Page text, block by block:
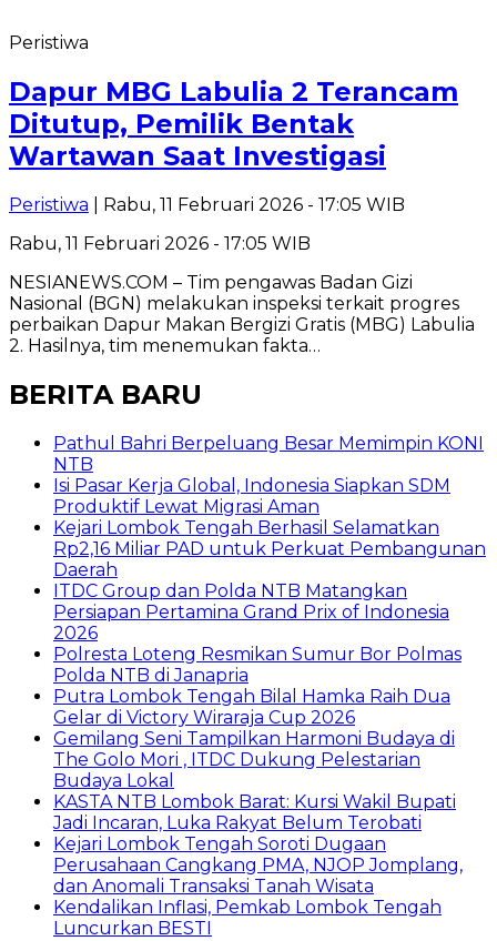
Peristiwa
Dapur MBG Labulia 2 Terancam
Ditutup, Pemilik Bentak
Wartawan Saat Investigasi
Peristiwa | Rabu, 11 Februari 2026 - 17:05 WIB
Rabu, 11 Februari 2026 - 17:05 WIB
NESIANEWS.COM – Tim pengawas Badan Gizi
Nasional (BGN) melakukan inspeksi terkait progres
perbaikan Dapur Makan Bergizi Gratis (MBG) Labulia
2. Hasilnya, tim menemukan fakta…
BERITA BARU
Pathul Bahri Berpeluang Besar Memimpin KONI
NTB
​Isi Pasar Kerja Global, Indonesia Siapkan SDM
Produktif Lewat Migrasi Aman
Kejari Lombok Tengah Berhasil Selamatkan
Rp2,16 Miliar PAD untuk Perkuat Pembangunan
Daerah
ITDC Group dan Polda NTB Matangkan
Persiapan Pertamina Grand Prix of Indonesia
2026
Polresta Loteng Resmikan Sumur Bor Polmas
Polda NTB di Janapria
Putra Lombok Tengah Bilal Hamka Raih Dua
Gelar di Victory Wiraraja Cup 2026
Gemilang Seni Tampilkan Harmoni Budaya di
The Golo Mori , ITDC Dukung Pelestarian
Budaya Lokal
KASTA NTB Lombok Barat: Kursi Wakil Bupati
Jadi Incaran, Luka Rakyat Belum Terobati
Kejari Lombok Tengah Soroti Dugaan
Perusahaan Cangkang PMA, NJOP Jomplang,
dan Anomali Transaksi Tanah Wisata
Kendalikan Inflasi, Pemkab Lombok Tengah
Luncurkan BESTI